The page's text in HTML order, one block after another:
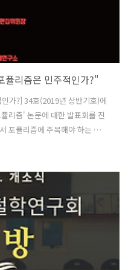
퓰리즘은 민주적인가?"
가?] 34호(2019년 상반기호)에
리즘' 논문에 대한 발표회를 진
포퓰리즘에 주목해야 하는 이
즘-반포퓰리즘 논쟁에 던지는
퓰리즘 부상의 배경으로서 민주
례로, 2019, 현상과인식43 김
전소의 박상훈 학교장께서 소
오후4시 장소: 참여연
02-67..